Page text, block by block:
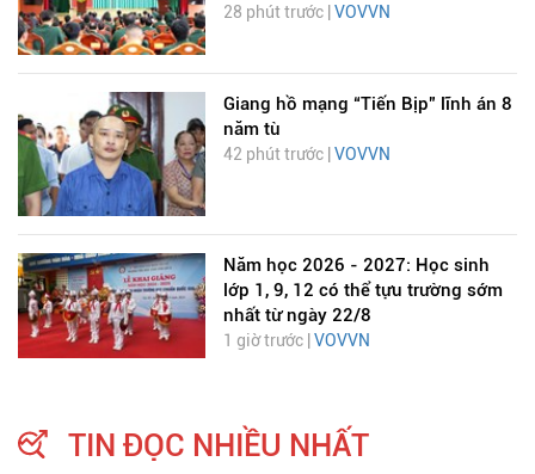
28 phút trước | VOVVN
Giang hồ mạng “Tiến Bịp” lĩnh án 8
năm tù
42 phút trước | VOVVN
Năm học 2026 - 2027: Học sinh
lớp 1, 9, 12 có thể tựu trường sớm
nhất từ ngày 22/8
1 giờ trước | VOVVN
TIN ĐỌC NHIỀU NHẤT